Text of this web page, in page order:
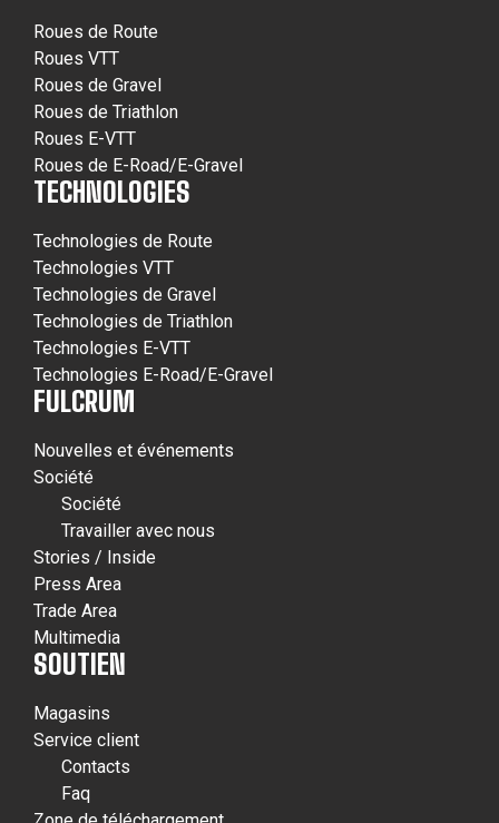
Roues de Route
Roues VTT
Roues de Gravel
Roues de Triathlon
Roues E-VTT
Roues de E-Road/E-Gravel
TECHNOLOGIES
Technologies de Route
Technologies VTT
Technologies de Gravel
Technologies de Triathlon
Technologies E-VTT
Technologies E-Road/E-Gravel
FULCRUM
Nouvelles et événements
Société
Société
Travailler avec nous
Stories / Inside
Press Area
Trade Area
Multimedia
SOUTIEN
Magasins
Service client
Contacts
Faq